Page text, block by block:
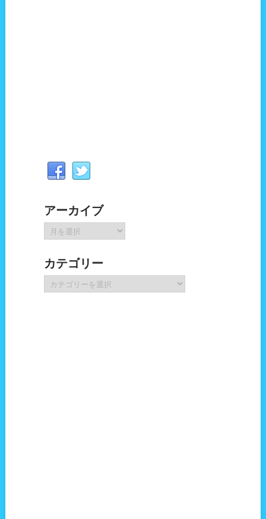
アーカイブ
ー
イ
ブ
カテゴリー
テ